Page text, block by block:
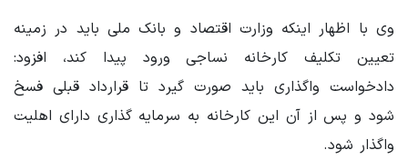
وی با اظهار اینکه وزارت اقتصاد و بانک ملی باید در زمینه
تعیین تکلیف کارخانه نساجی ورود پیدا کند، افزود:
دادخواست واگذاری باید صورت گیرد تا قرارداد قبلی فسخ
شود و پس از آن این کارخانه به سرمایه گذاری دارای اهلیت
واگذار شود.